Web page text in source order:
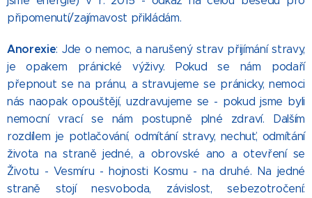
připomenutí/zajímavost přikládám.
Anorexie: Jde o nemoc, a narušený strav přijímání stravy,
je opakem pránické výživy. Pokud se nám podaří
přepnout se na pránu, a stravujeme se pránicky, nemoci
nás naopak opouštějí, uzdravujeme se - pokud jsme byli
nemocní vrací se nám postupně plné zdraví. Dalším
rozdílem je potlačování, odmítání stravy, nechuť, odmítání
života na straně jedné, a obrovské ano a otevření se
Životu - Vesmíru - hojnosti Kosmu - na druhé. Na jedné
straně stojí nesvoboda, závislost, sebezotročení: